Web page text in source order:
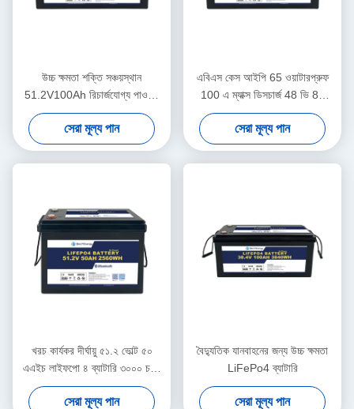
উচ্চ ক্ষমতা শক্তি সঞ্চয়স্থান
51.2V100Ah রিচার্জযোগ্য পাওয়ার
ব্যাটারি হোম শক্তি সিস্টেমের জন্য
সেরা মূল্য পান
এবিএস কেস আইপি 65 ওয়াটারপ্রুফ
100 এ ম্যাক্স ডিসচার্জ 48 ভি 80
এএইচ সৌর জন্য লিথিয়াম আয়ন ব্যাটারি
সেরা মূল্য পান
খরচ কার্যকর দীর্ঘায়ু ৫১.২ ভোল্ট ৫০
এএইচ লাইফপো ৪ ব্যাটারি ৩০০০ চক্র
স্টোরেজ সিস্টেমের জন্য
সেরা মূল্য পান
বৈদ্যুতিক যানবাহনের জন্য উচ্চ ক্ষমতা
LiFePo4 ব্যাটারি
সেরা মূল্য পান